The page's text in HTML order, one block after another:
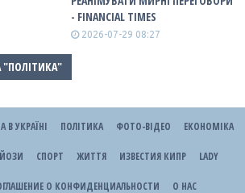
- FINANCIAL TIMES
2026-07-29 08:27
"ПОЛІТИКА"
В УКРАЇНІ ПОЛІТИКА ФОТО-ВІДЕО ЕКОНОМІКА
СПОРТ ЖИТТЯ ИЗВЕСТИЯ КИПР LADY
О КОНФИДЕНЦИАЛЬНОСТИ О НАС